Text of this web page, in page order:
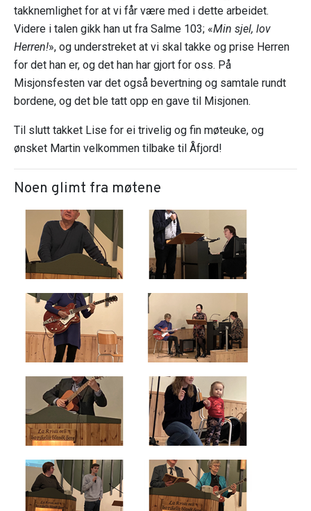
takknemlighet for at vi får være med i dette arbeidet.
Videre i talen gikk han ut fra Salme 103; «Min sjel, lov
Herren!», og understreket at vi skal takke og prise Herren
for det han er, og det han har gjort for oss. På
Misjonsfesten var det også bevertning og samtale rundt
bordene, og det ble tatt opp en gave til Misjonen.
Til slutt takket Lise for ei trivelig og fin møteuke, og
ønsket Martin velkommen tilbake til Åfjord!
Noen glimt fra møtene